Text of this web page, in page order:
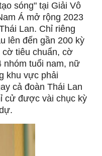
sóng" tại Giải Vô
Á mở rộng 2023
Lan. Chỉ riêng
lên đến gần 200 kỳ
cờ tiêu chuẩn, cờ
nhóm tuổi nam, nữ
khu vực phải
cả đoàn Thái Lan
cử được vài chục kỳ